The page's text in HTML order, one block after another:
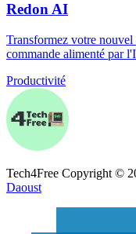
Redon AI
Transformez votre
commande alimenté par
Productivité
Tech4Free Copyright ©
Daoust